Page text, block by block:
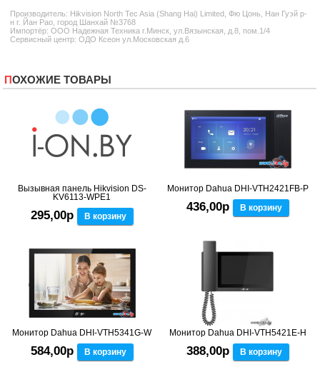
Производитель: Hikvision North Tec Asia (Shang Hai) Limited, Фю Цонь, Нан Гуэй р-
н г. Йан Рао, город Шанхай №3768
Импортёр: ООО Надежная Техника г.Минск, ул.Вязынская, д.8, пом.1/4
Сервисный центр: ОДО Ксеон ул.Московская д.6
ПОХОЖИЕ ТОВАРЫ
Вызывная панель Hikvision DS-
KV6113-WPE1
295,00р В корзину
Монитор Dahua DHI-VTH2421FB-P
436,00р В корзину
Монитор Dahua DHI-VTH5341G-W
584,00р В корзину
Монитор Dahua DHI-VTH5421E-H
388,00р В корзину